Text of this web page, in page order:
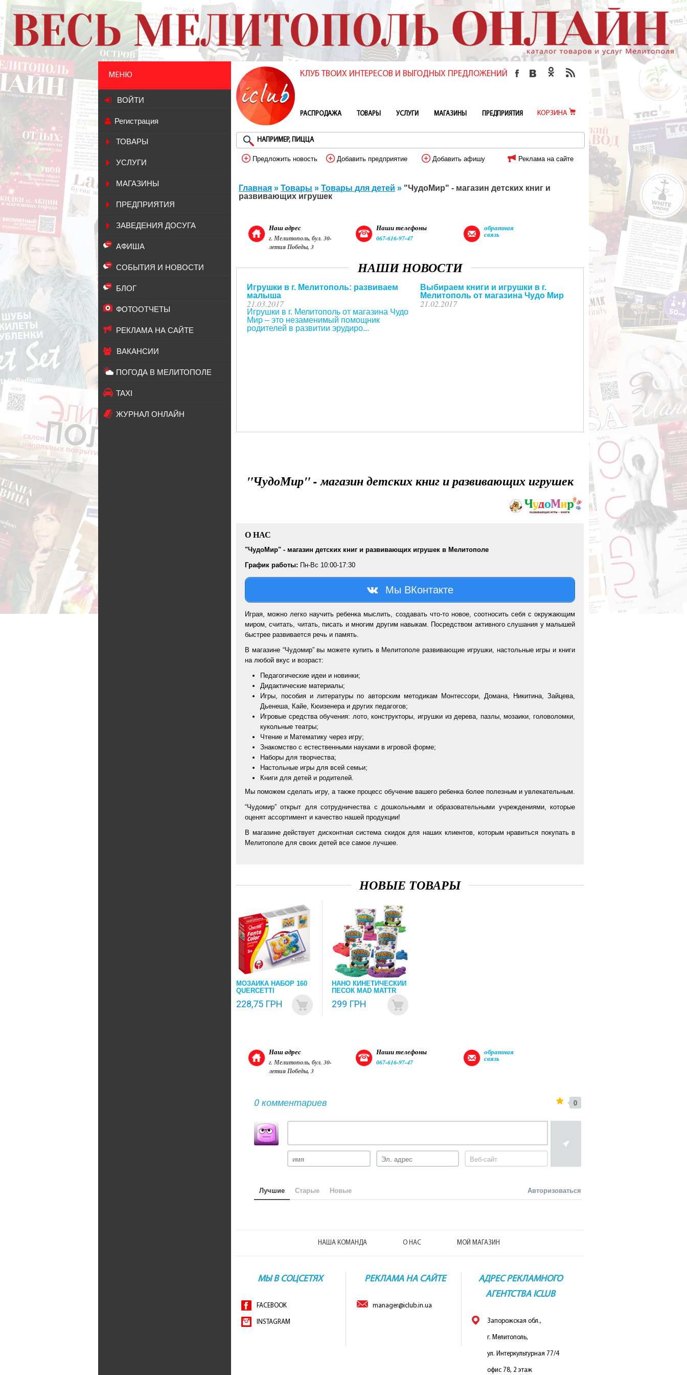
МЕНЮ
ВОЙТИ
Регистрация
ТОВАРЫ
УСЛУГИ
МАГАЗИНЫ
ПРЕДПРИЯТИЯ
ЗАВЕДЕНИЯ ДОСУГА
АФИША
СОБЫТИЯ И НОВОСТИ
БЛОГ
ФОТООТЧЕТЫ
РЕКЛАМА НА САЙТЕ
ВАКАНСИИ
ПОГОДА В МЕЛИТОПОЛЕ
TAXI
ЖУРНАЛ ОНЛАЙН
КЛУБ ТВОИХ ИНТЕРЕСОВ И ВЫГОДНЫХ ПРЕДЛОЖЕНИЙ
РАСПРОДАЖА ТОВАРЫ УСЛУГИ МАГАЗИНЫ ПРЕДПРИЯТИЯ КОРЗИНА
Предложить новость Добавить предприятие Добавить афишу Реклама на сайте
Главная » Товары » Товары для детей » "ЧудоМир" - магазин детских книг и
развивающих игрушек
Наш адрес
г. Мелитополь, бул. 30-
летия Победы, 3
Наши телефоны
067-616-97-47
обратная
связь
НАШИ НОВОСТИ
Игрушки в г. Мелитополь: развиваем
малыша
21.03.2017
Игрушки в г. Мелитополь от магазина Чудо
Мир – это незаменимый помощник
родителей в развитии эрудиро...
Выбираем книги и игрушки в г.
Мелитополь от магазина Чудо Мир
21.02.2017
"ЧудоМир" - магазин детских книг и развивающих игрушек
О НАС
"ЧудоМир" - магазин детских книг и развивающих игрушек в Мелитополе
График работы: Пн-Вс 10:00-17:30
Мы ВКонтакте
Играя, можно легко научить ребенка мыслить, создавать что-то новое, соотносить себя с окружающим
миром, считать, читать, писать и многим другим навыкам. Посредством активного слушания у малышей
быстрее развивается речь и память.
В магазине “Чудомир” вы можете купить в Мелитополе развивающие игрушки, настольные игры и книги
на любой вкус и возраст:
Педагогические идеи и новинки;
Дидактические материалы;
Игры, пособия и литературы по авторским методикам Монтессори, Домана, Никитина, Зайцева,
Дьенеша, Кайе, Кюизенера и других педагогов;
Игровые средства обучения: лото, конструкторы, игрушки из дерева, пазлы, мозаики, головоломки,
кукольные театры;
Чтение и Математику через игру;
Знакомство с естественными науками в игровой форме;
Наборы для творчества;
Настольные игры для всей семьи;
Книги для детей и родителей.
Мы поможем сделать игру, а также процесс обучение вашего ребенка более полезным и увлекательным.
“Чудомир” открыт для сотрудничества с дошкольными и образовательными учреждениями, которые
оценят ассортимент и качество нашей продукции!
В магазине действует дисконтная система скидок для наших клиентов, которым нравиться покупать в
Мелитополе для своих детей все самое лучшее.
НОВЫЕ ТОВАРЫ
МОЗАИКА НАБОР 160
QUERCETTI
228,75 ГРН
НАНО КИНЕТИЧЕСКИЙ
ПЕСОК MAD MATTR
299 ГРН
Наш адрес
г. Мелитополь, бул. 30-
летия Победы, 3
Наши телефоны
067-616-97-47
обратная
связь
0 комментариев 0
Лучшие Старые Новые Авторизоваться
НАША КОМАНДА О НАС МОЙ МАГАЗИН
МЫ В СОЦСЕТЯХ
FACEBOOK
INSTAGRAM
РЕКЛАМА НА САЙТЕ
manager@iclub.in.ua
АДРЕС РЕКЛАМНОГО
АГЕНТСТВА ICLUB
Запорожская обл.,
г. Мелитополь,
ул. Интеркультурная 77/4
офис 78, 2 этаж